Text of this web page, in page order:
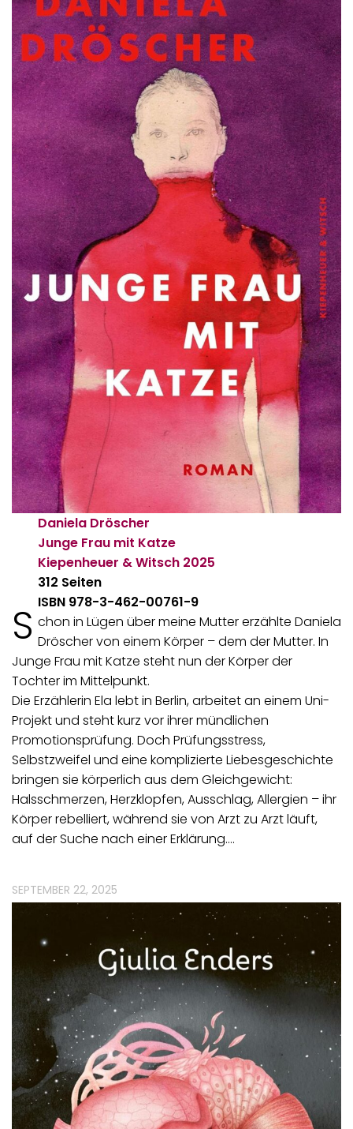
Daniela Dröscher
Junge Frau mit Katze
Kiepenheuer & Witsch 2025
312 Seiten
ISBN 978-3-462-00761-9
S chon in Lügen über meine Mutter erzählte Daniela
Dröscher von einem Körper – dem der Mutter. In
Junge Frau mit Katze steht nun der Körper der
Tochter im Mittelpunkt.
Die Erzählerin Ela lebt in Berlin, arbeitet an einem Uni-
Projekt und steht kurz vor ihrer mündlichen
Promotionsprüfung. Doch Prüfungsstress,
Selbstzweifel und eine komplizierte Liebesgeschichte
bringen sie körperlich aus dem Gleichgewicht:
Halsschmerzen, Herzklopfen, Ausschlag, Allergien – ihr
Körper rebelliert, während sie von Arzt zu Arzt läuft,
auf der Suche nach einer Erklärung.…
SEPTEMBER 22, 2025